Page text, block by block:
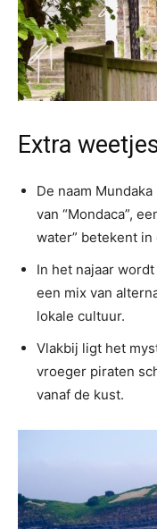
Extra
De naam
van “Mondaca”,
water” betekent
In het najaar
een mix van
lokale cultuur.
Vlakbij ligt het
vroeger piraten
vanaf de kust.